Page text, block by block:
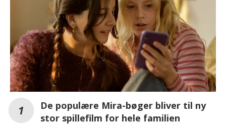
De populære Mira-bøger bliver til ny
stor spillefilm for hele familien